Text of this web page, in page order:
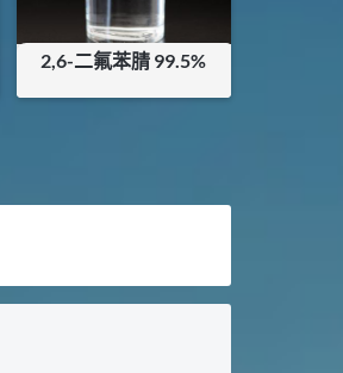
2,6-二氟苯腈 99.5%